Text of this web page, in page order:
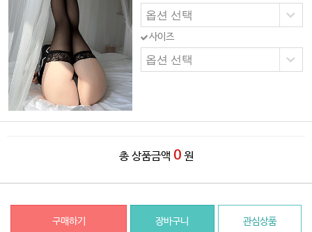
사이즈
총 상품금액 0 원
구매하기 장바구니 관심상품